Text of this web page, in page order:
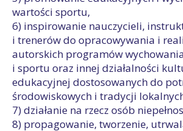
wartości sportu,
6) inspirowanie nauczycieli,
i trenerów do opracowywania i
autorskich programów
i sportu oraz innej działalności
edukacyjnej dostosowanych do
środowiskowych i tradycji
7) działanie na rzecz osób
8) propagowanie, tworzenie,